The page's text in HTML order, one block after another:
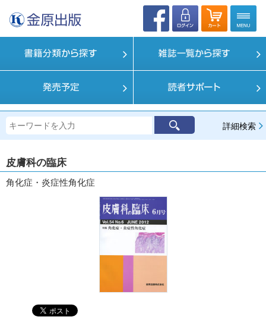
詳細検索
皮膚科の臨床
角化症・炎症性角化症